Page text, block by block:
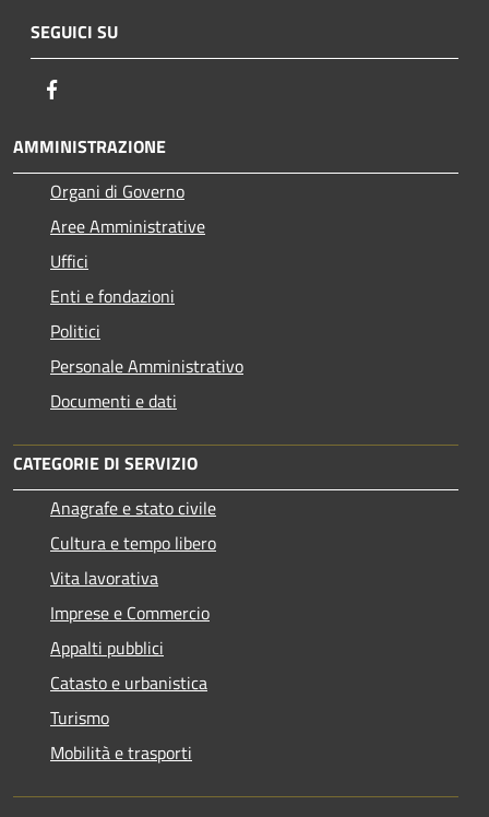
SEGUICI SU
AMMINISTRAZIONE
Organi di Governo
Aree Amministrative
Uffici
Enti e fondazioni
Politici
Personale Amministrativo
Documenti e dati
CATEGORIE DI SERVIZIO
Anagrafe e stato civile
Cultura e tempo libero
Vita lavorativa
Imprese e Commercio
Appalti pubblici
Catasto e urbanistica
Turismo
Mobilità e trasporti